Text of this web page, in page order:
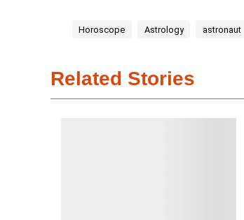
Horoscope Astrology astronaut
Related Stories